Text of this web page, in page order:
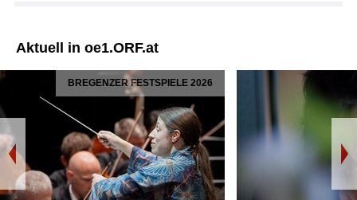
Aktuell in oe1.ORF.at
BREGENZER FESTSPIELE 2026